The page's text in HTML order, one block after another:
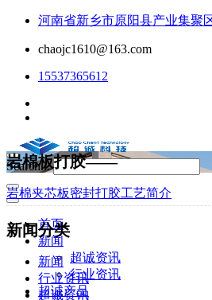
河南省新乡市原阳县产业集聚
chaojc1610@163.com
15537365612
Search...
首页
新闻
超诚资讯
行业资讯
超诚产品
岩棉板打胶——
岩棉夹芯板密封打胶工艺简介
新闻分类
新闻
行业资讯
超诚资讯